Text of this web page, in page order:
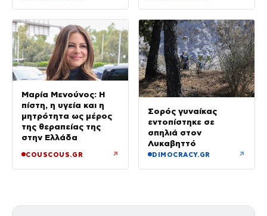
Μαρία Μενούνος: Η
πίστη, η υγεία και η
μητρότητα ως μέρος
της θεραπείας της
στην Ελλάδα
COUSCOUS.GR ↗
Σορός γυναίκας
εντοπίστηκε σε
σπηλιά στον
Λυκαβηττό
DIMOCRACY.GR ↗